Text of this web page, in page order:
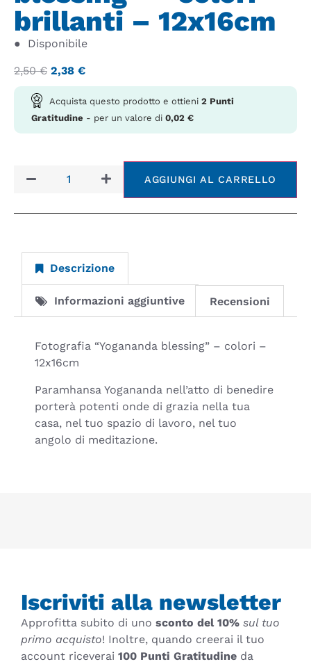
brillanti – 12x16cm
● Disponibile
2,50€ 2,38 €
Acquista questo prodotto e ottieni 2 Punti
Gratitudine - per un valore di 0,02 €
AGGIUNGI AL CARRELLO
Descrizione
Informazioni aggiuntive Recensioni
Fotografia “Yogananda blessing” – colori –
12x16cm
Paramhansa Yogananda nell’atto di benedire
porterà potenti onde di grazia nella tua
casa, nel tuo spazio di lavoro, nel tuo
angolo di meditazione.
Iscriviti alla newsletter
Approfitta subito di uno sconto del 10% sul tuo
primo acquisto! Inoltre, quando creerai il tuo
account riceverai 100 Punti Gratitudine da